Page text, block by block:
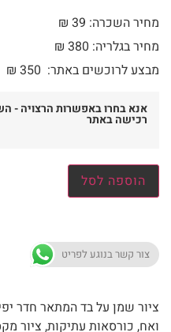
מחיר השכרה: 39 ₪
מחיר בגלריה: 380 ₪
מבצע לרוכשים באתר:
₪ 350
אנא בחרו באפשרות הרצויה -
רכישה באתר
הוספה לסל
צור קשר בנוגע לפריט
ציור שמן על בד המתאר חדר
ואח, כורסאות עתיקות, ציור